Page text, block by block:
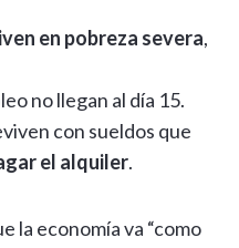
en pobreza severa,
no llegan al día 15.
con sueldos que
el alquiler.
la economía va “como